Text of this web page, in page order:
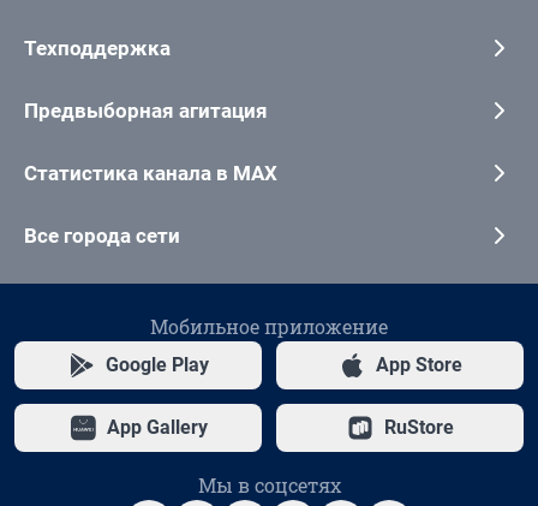
Техподдержка
Предвыборная агитация
Статистика канала в MAX
Все города сети
Мобильное приложение
Google Play App Store
App Gallery RuStore
Мы в соцсетях